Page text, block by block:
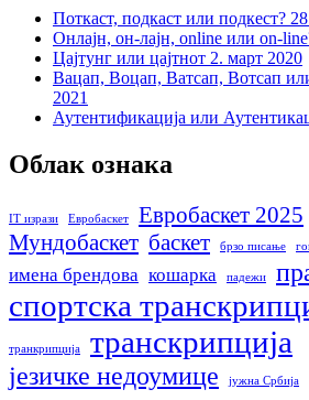
Поткаст, подкаст или подкест?
Онлајн, он-лајн, online или on-
Цајтунг или цајтнот 2. март 2020
Вацап, Воцап, Ватсап, Вотсап
2021
Аутентификација или
Облак ознака
IT изрази Евробаскет Евробаскет 2025
Мундобаскет баскет брзо писање
имена брендова кошарка падежи
спортска
транкрипција транскрипција
језичке недоумице јужна Србија